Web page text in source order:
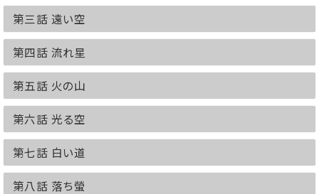
第三話 遠い空
第四話 流れ星
第五話 火の山
第六話 光る空
第七話 白い道
第八話 落ち螢